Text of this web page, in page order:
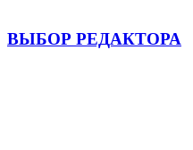
ВЫБОР РЕДАКТОРА